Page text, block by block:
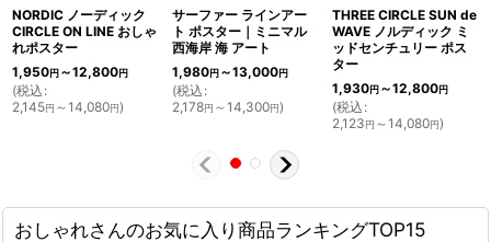
NORDIC ノーディック
CIRCLE ON LINE おしゃ
れポスター
1,950円～12,800円
(税込 :
2,145円 ～14,080円)
サーファー ラインアー
ト ポスター｜ミニマル
西海岸 海 アート
1,980円～13,000円
(税込 :
2,178円 ～14,300円)
THREE CIRCLE SUN de
WAVE ノルディック ミ
ッドセンチュリー ポス
ター
1,930円～12,800円
(税込 :
2,123円 ～14,080円)
おしゃれさんのお気に入り商品ランキングTOP15